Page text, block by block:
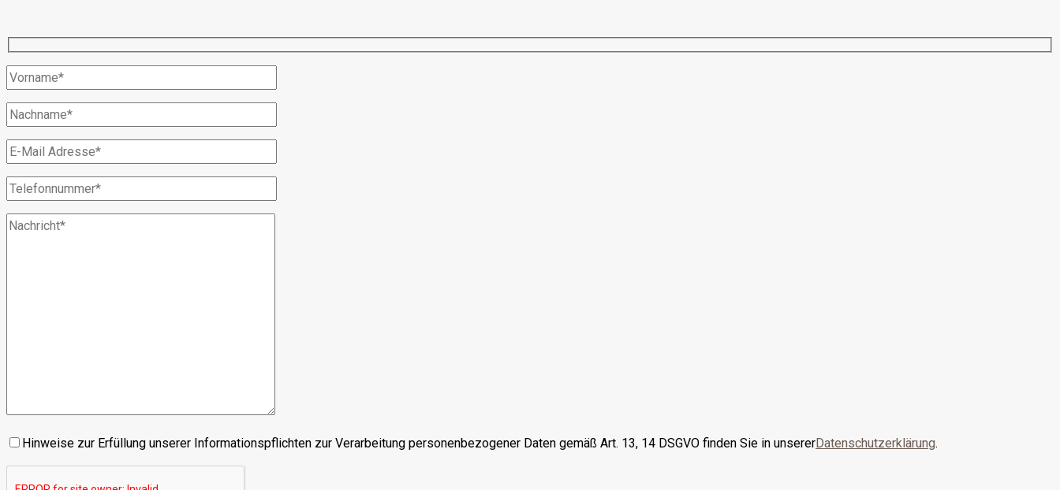
Hinweise zur Erfüllung unserer Informationspflichten zur Verarbeitung personenbezogener Daten gemäß Art. 13, 14 DSGVO finden Sie in unsererDatenschutzerklärung.